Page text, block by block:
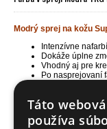
Modrý sprej na kožu
Intenzívne
Dokáže úplne
Vhodný aj pre
Po nasprejovaní
nevyživí ho, ale
Pri aplikácii viac
poškodenie a
Určený pre
/nubuk (brúsenú
Táto
používa